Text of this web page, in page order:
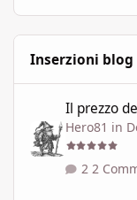
Inserzioni blog
Il prezzo
Hero81 in
2